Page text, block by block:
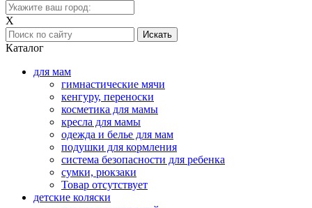
X
Каталог
для мам
гимнастические мячи
кенгуру, переноски
косметика для мамы
кресла для мамы
одежда и белье для мам
подушки для кормления
система безопасности для ребенка
сумки, рюкзаки
Товар отсутствует
детские коляски